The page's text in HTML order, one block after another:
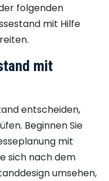
folgenden
mit Hilfe
mit
entscheiden,
Beginnen Sie
mit
sich nach dem
umsehen,